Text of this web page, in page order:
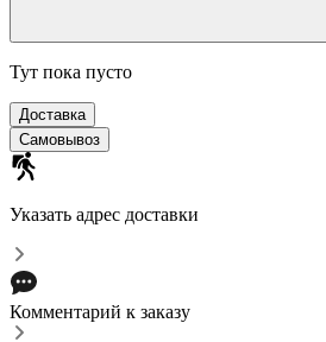
Тут пока пусто
Доставка
Самовывоз
Указать адрес доставки
Комментарий к заказу